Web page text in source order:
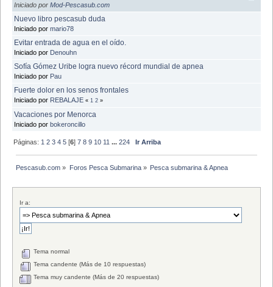
Iniciado por Mod-Pescasub.com
Nuevo libro pescasub duda
Iniciado por mario78
Evitar entrada de agua en el oído.
Iniciado por Denouhn
Sofía Gómez Uribe logra nuevo récord mundial de apnea
Iniciado por Pau
Fuerte dolor en los senos frontales
Iniciado por REBALAJE « 1 2 »
Vacaciones por Menorca
Iniciado por bokeroncillo
Páginas: 1 2 3 4 5 [6]7 8 9 10 11 ...224 Ir Arriba
Pescasub.com » Foros Pesca Submarina» Pesca submarina & Apnea
Ir a:
Tema normal
Tema candente (Más de 10 respuestas)
Tema muy candente (Más de 20 respuestas)